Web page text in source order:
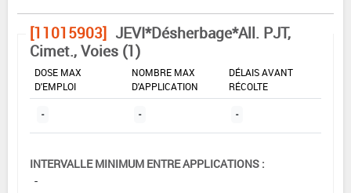
[11015903] JEVI*Désherbage*All. PJT,
Cimet., Voies (1)
DOSE MAX
D'EMPLOI
NOMBRE MAX
D'APPLICATION
DÉLAIS AVANT
RÉCOLTE
- - -
INTERVALLE MINIMUM ENTRE APPLICATIONS :
-